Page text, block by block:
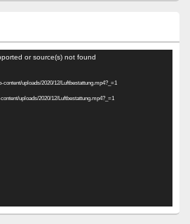
or source(s) not found
uploads/2020/12/Luftbestattung.mp4?_=1
uploads/2020/12/Luftbestattung.mp4?_=1